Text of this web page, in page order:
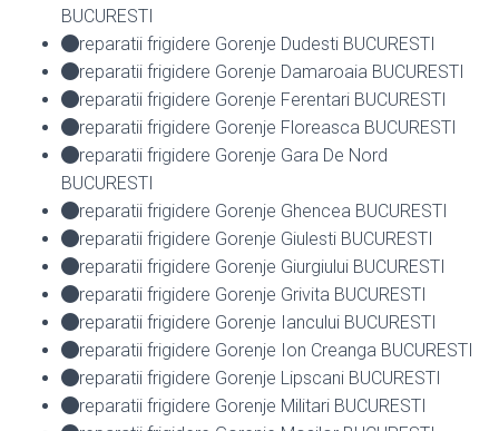
BUCURESTI
reparatii frigidere Gorenje Dudesti BUCURESTI
reparatii frigidere Gorenje Damaroaia BUCURESTI
reparatii frigidere Gorenje Ferentari BUCURESTI
reparatii frigidere Gorenje Floreasca BUCURESTI
reparatii frigidere Gorenje Gara De Nord
BUCURESTI
reparatii frigidere Gorenje Ghencea BUCURESTI
reparatii frigidere Gorenje Giulesti BUCURESTI
reparatii frigidere Gorenje Giurgiului BUCURESTI
reparatii frigidere Gorenje Grivita BUCURESTI
reparatii frigidere Gorenje Iancului BUCURESTI
reparatii frigidere Gorenje Ion Creanga BUCURESTI
reparatii frigidere Gorenje Lipscani BUCURESTI
reparatii frigidere Gorenje Militari BUCURESTI